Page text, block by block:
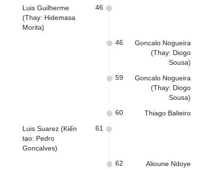
Luis Guilherme
(Thay: Hidemasa
Morita)
46
Goncalo Nogueira
(Thay: Diogo
Sousa)
46
Goncalo Nogueira
(Thay: Diogo
Sousa)
59
Thiago Balieiro
60
Luis Suarez (Kiến
tạo: Pedro
Goncalves)
61
Alioune Ndoye
62